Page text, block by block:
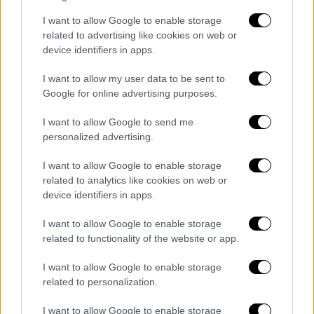
I want to allow Google to enable storage
related to advertising like cookies on web or
device identifiers in apps.
I want to allow my user data to be sent to
Google for online advertising purposes.
I want to allow Google to send me
personalized advertising.
I want to allow Google to enable storage
related to analytics like cookies on web or
device identifiers in apps.
I want to allow Google to enable storage
related to functionality of the website or app.
I want to allow Google to enable storage
related to personalization.
I want to allow Google to enable storage
Σύμφωνα με το sigmalive.com, το υπουργείο
παιδείας της Κύπρου διαψεύδει ότι υπήρξαν
αποβολές των μαθητών και υποστηρίζει ότι,
απλώς, δόθηκαν στα παιδιά κάποιες